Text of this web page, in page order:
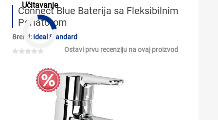
Učitavanje
Connect Blue Baterija sa Fleksibilnim
Perlatorom
Brend: Ideal Standard
Ostavi prvu recenziju na ovaj proizvod